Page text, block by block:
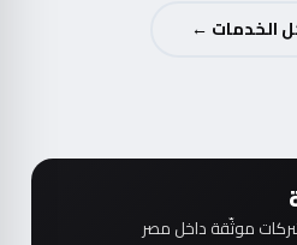
الخدمات ←
موثّقة داخل مصر